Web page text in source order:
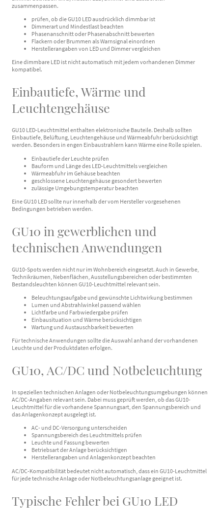
zusammenpassen.
prüfen, ob die GU10 LED ausdrücklich dimmbar ist
Dimmerart und Mindestlast beachten
Phasenanschnitt oder Phasenabschnitt bewerten
Flackern oder Brummen als Warnsignal einordnen
Herstellerangaben von LED und Dimmer vergleichen
Eine dimmbare LED ist nicht automatisch mit jedem vorhandenen Dimmer
kompatibel.
Einbautiefe, Wärme und
Leuchtengehäuse
GU10 LED-Leuchtmittel enthalten elektronische Bauteile. Deshalb sollten
Einbautiefe, Belüftung, Leuchtengehäuse und Wärmeabfuhr berücksichtigt
werden. Besonders in engen Einbaustrahlern kann Wärme eine Rolle spielen.
Einbautiefe der Leuchte prüfen
Bauform und Länge des LED-Leuchtmittels vergleichen
Wärmeabfuhr im Gehäuse beachten
geschlossene Leuchtengehäuse gesondert bewerten
zulässige Umgebungstemperatur beachten
Eine GU10 LED sollte nur innerhalb der vom Hersteller vorgesehenen
Bedingungen betrieben werden.
GU10 in gewerblichen und
technischen Anwendungen
GU10-Spots werden nicht nur im Wohnbereich eingesetzt. Auch in Gewerbe,
Technikräumen, Nebenflächen, Ausstellungsbereichen oder bestimmten
Bestandsleuchten können GU10-Leuchtmittel relevant sein.
Beleuchtungsaufgabe und gewünschte Lichtwirkung bestimmen
Lumen und Abstrahlwinkel passend wählen
Lichtfarbe und Farbwiedergabe prüfen
Einbausituation und Wärme berücksichtigen
Wartung und Austauschbarkeit bewerten
Für technische Anwendungen sollte die Auswahl anhand der vorhandenen
Leuchte und der Produktdaten erfolgen.
GU10, AC/DC und Notbeleuchtung
In speziellen technischen Anlagen oder Notbeleuchtungsumgebungen können
AC/DC-Angaben relevant sein. Dabei muss geprüft werden, ob das GU10-
Leuchtmittel für die vorhandene Spannungsart, den Spannungsbereich und
das Anlagenkonzept ausgelegt ist.
AC- und DC-Versorgung unterscheiden
Spannungsbereich des Leuchtmittels prüfen
Leuchte und Fassung bewerten
Betriebsart der Anlage berücksichtigen
Herstellerangaben und Anlagenkonzept beachten
AC/DC-Kompatibilität bedeutet nicht automatisch, dass ein GU10-Leuchtmittel
für jede technische Anlage oder Notbeleuchtungsanlage geeignet ist.
Typische Fehler bei GU10 LED